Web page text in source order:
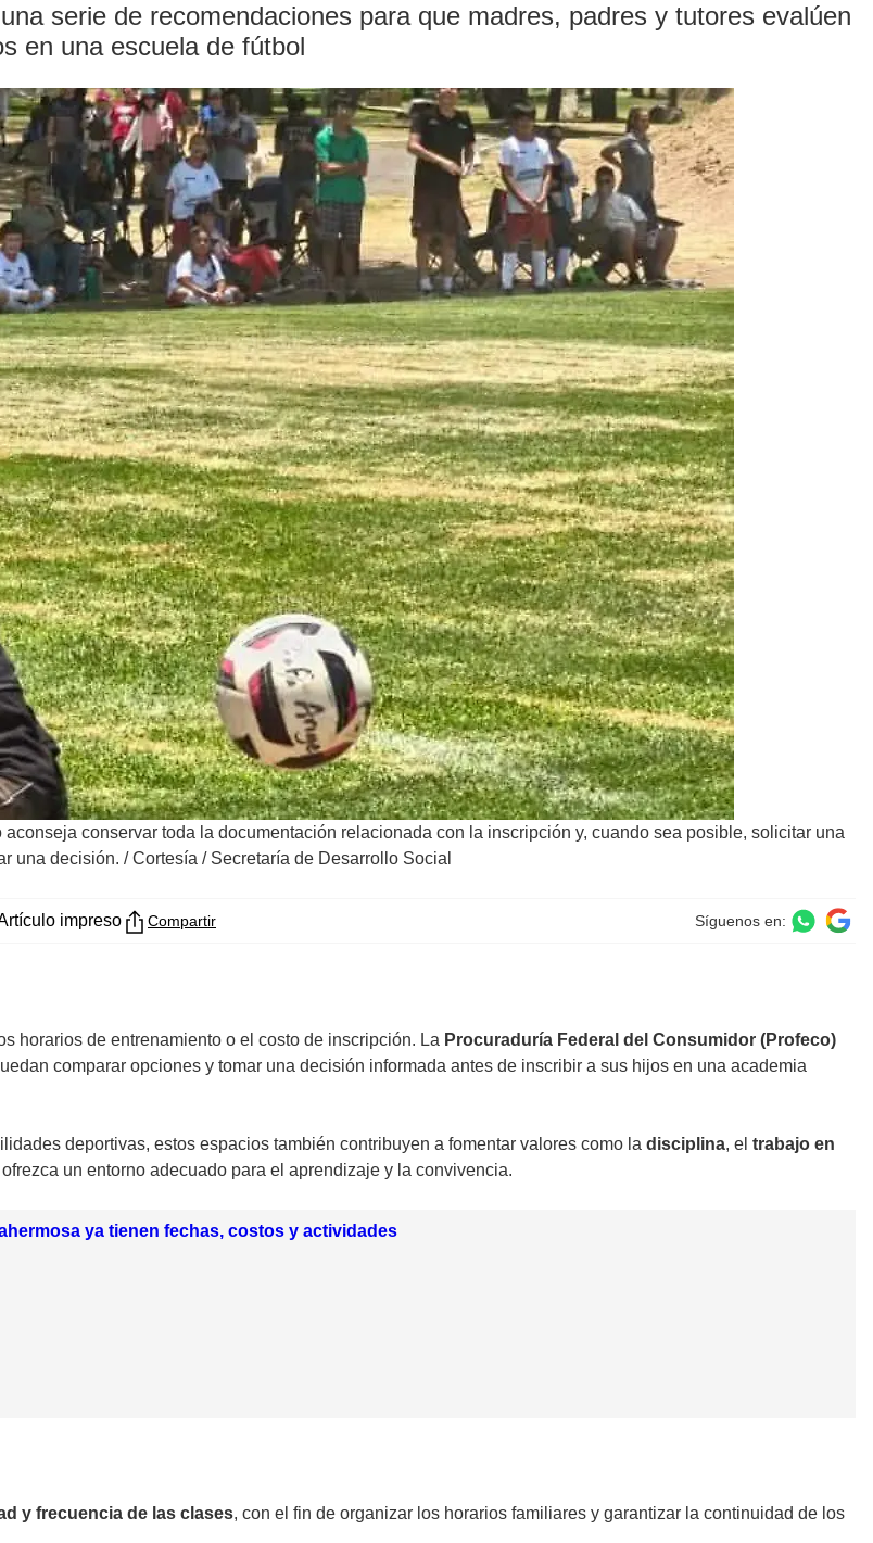
serie de recomendaciones para que madres, padres y tutores evalúen
en una escuela de fútbol
conservar toda la documentación relacionada con la inscripción y, cuando sea posible, solicitar una
una decisión. /Cortesía / Secretaría de Desarrollo Social
impreso Compartir Síguenos en:
horarios de entrenamiento o el costo de inscripción. La Procuraduría Federal del Consumidor (Profeco)
comparar opciones y tomar una decisión informada antes de inscribir a sus hijos en una academia
deportivas, estos espacios también contribuyen a fomentar valores como la disciplina, el trabajo en
un entorno adecuado para el aprendizaje y la convivencia.
ya tienen fechas, costos y actividades
y frecuencia de las clases, con el fin de organizar los horarios familiares y garantizar la continuidad de los